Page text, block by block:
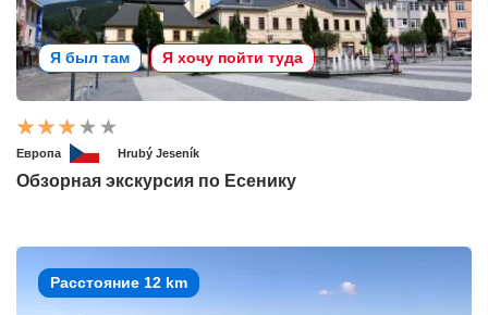
Я был там Я хочу пойти туда
Европа Hrubý Jeseník
Обзорная экскурсия по Есенику
Расстояние 12 km